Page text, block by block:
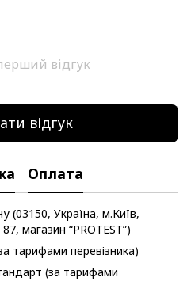
відгук
відгук
Оплата
(03150, Україна, м.Київ,
магазин “PROTEST”)
тарифами перевізника)
(за тарифами